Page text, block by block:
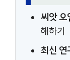
씨앗 오
해하기
최신 연